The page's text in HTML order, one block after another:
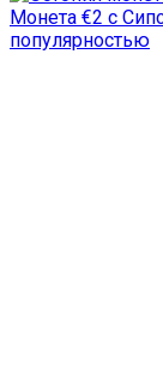
Монета €2 с
популярностью